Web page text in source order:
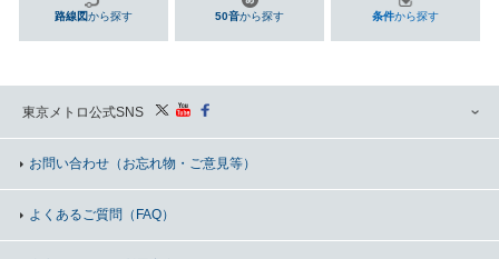
路線図から探す 50音から探す 条件から探す
東京メトロ公式SNS
お問い合わせ （お忘れ物・ご意見等）
よくあるご質問（FAQ）